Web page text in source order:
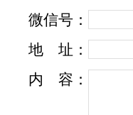
微信号：
地
址：
内
容：